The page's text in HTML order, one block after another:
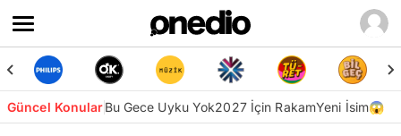
Güncel KonularBu Gece Uyku Yok2027 İçin RakamYeni İsim😱